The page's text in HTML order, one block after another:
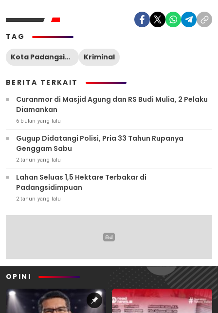
TAG
Kota Padangsidimpuan Kriminal
BERITA TERKAIT
Curanmor di Masjid Agung dan RS Budi Mulia, 2 Pelaku
Diamankan
6 bulan yang lalu
Gugup Didatangi Polisi, Pria 33 Tahun Rupanya
Genggam Sabu
2 tahun yang lalu
Lahan Seluas 1,5 Hektare Terbakar di
Padangsidimpuan
2 tahun yang lalu
OPINI